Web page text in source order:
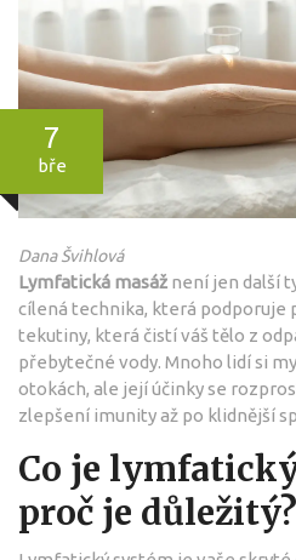
7
bře
Dana Švihlová
Lymfatická masáž není jen další
cílená technika, která podporuje
tekutiny, která čistí váš tělo z
přebytečné vody. Mnoho lidí si
otokách, ale její účinky se
zlepšení imunity až po klidnější
Co je
proč je důležitý?